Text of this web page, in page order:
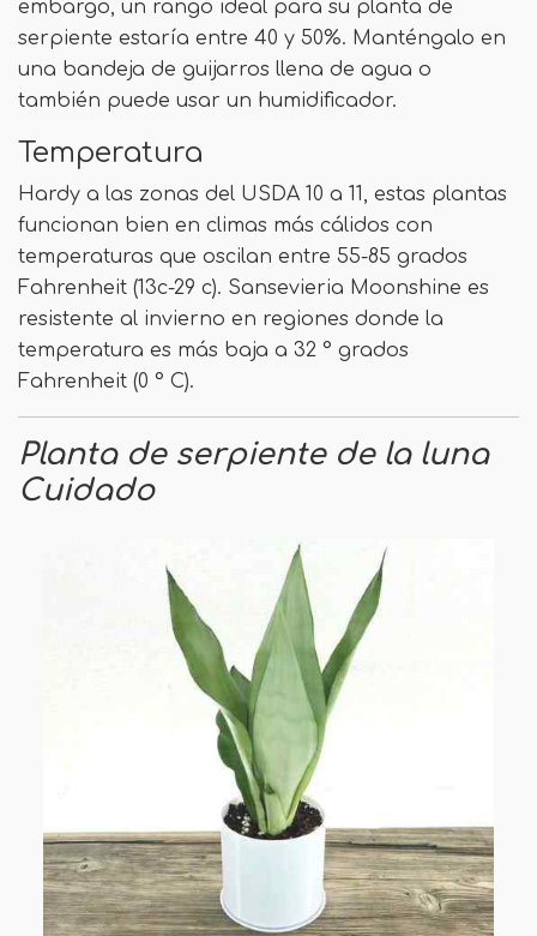
embargo, un rango ideal para su planta de
serpiente estaría entre 40 y 50%. Manténgalo en
una bandeja de guijarros llena de agua o
también puede usar un humidificador.
Temperatura
Hardy a las zonas del USDA 10 a 11, estas plantas
funcionan bien en climas más cálidos con
temperaturas que oscilan entre 55-85 grados
Fahrenheit (13c-29 c). Sansevieria Moonshine es
resistente al invierno en regiones donde la
temperatura es más baja a 32 ° grados
Fahrenheit (0 ° C).
Planta de serpiente de la luna
Cuidado